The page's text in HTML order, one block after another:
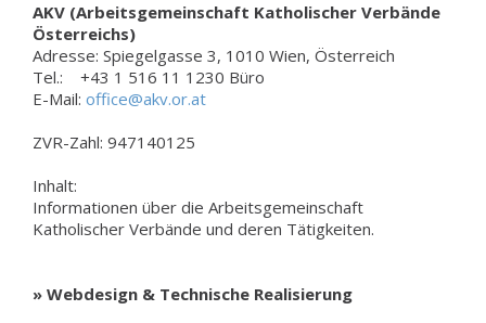
AKV (Arbeitsgemeinschaft Katholischer Verbände
Österreichs)
Adresse: Spiegelgasse 3, 1010 Wien, Österreich
Tel.: +43 1 516 11 1230 Büro
E-Mail: office@akv.or.at
ZVR-Zahl: 947140125
Inhalt:
Informationen über die Arbeitsgemeinschaft
Katholischer Verbände und deren Tätigkeiten.
» Webdesign & Technische Realisierung